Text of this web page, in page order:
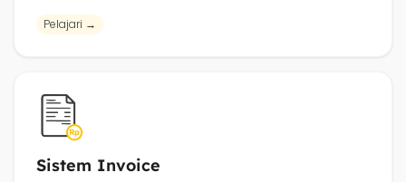
Pelajari →
Sistem Invoice